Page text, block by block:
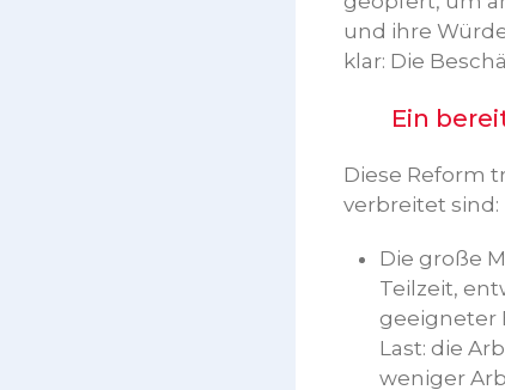
und ihre
klar: Die
Ein
Diese Reform
verbreitet sind:
Die große
Teilzeit,
geeigneter
Last: die
weniger